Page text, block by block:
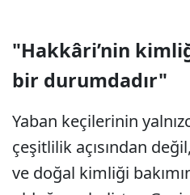
"Hakkâri’nin
bir durumdadır"
Yaban keçilerinin
çeşitlilik açısından
ve doğal kimliği